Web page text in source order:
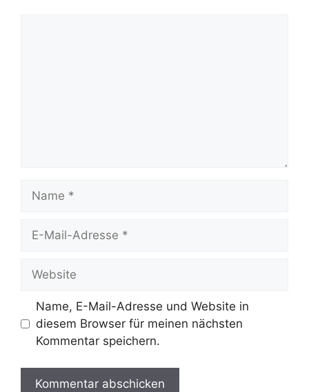
Name
Website
Name, E-Mail-Adresse und Website in
diesem Browser für meinen nächsten
Kommentar speichern.